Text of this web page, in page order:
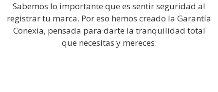
Sabemos lo importante que es sentir seguridad al
registrar tu marca. Por eso hemos creado la Garantía
Conexia, pensada para darte la tranquilidad total
que necesitas y mereces: